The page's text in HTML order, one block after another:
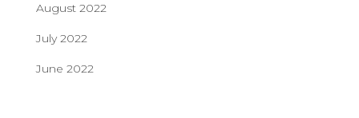
August 2022
July 2022
June 2022